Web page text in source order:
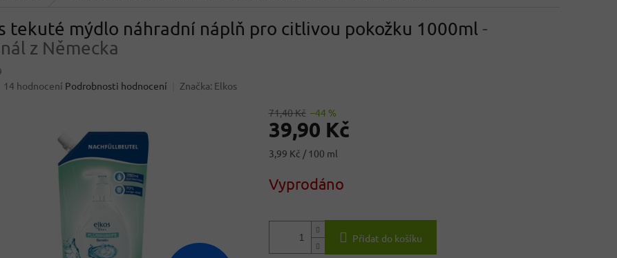
tekuté mýdlo náhradní náplň pro citlivou pokožku 1000ml -
z Německa
Průměrné
14 hodnocení Podrobnosti hodnocení Značka: Elkos
71,40 Kč –44 %
39,90 Kč
Měrná
3,99 Kč / 100 ml
Vyprodáno
Přidat do košíku